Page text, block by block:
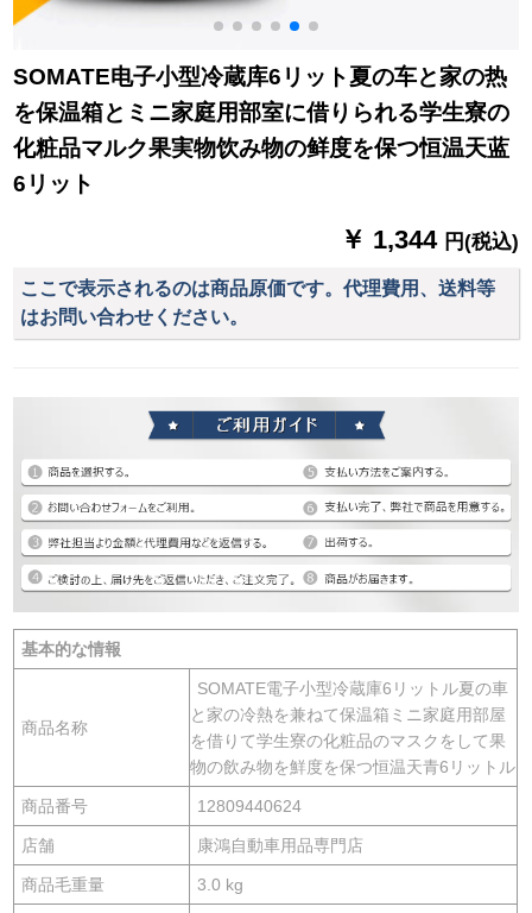
SOMATE电子小型冷蔵库6リット夏の车と家の热
を保温箱とミニ家庭用部室に借りられる学生寮の
化粧品マルク果実物饮み物の鲜度を保つ恒温天蓝
6リット
￥ 1,344 円(税込)
ここで表示されるのは商品原価です。代理費用、送料等
はお問い合わせください。
基本的な情報
商品名称
SOMATE電子小型冷蔵庫6リットル夏の車
と家の冷熱を兼ねて保温箱ミニ家庭用部屋
を借りて学生寮の化粧品のマスクをして果
物の飲み物を鮮度を保つ恒温天青6リットル
商品番号 12809440624
店舗 康鴻自動車用品専門店
商品毛重量 3.0 kg